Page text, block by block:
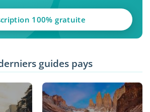
100% gratuite
guides pays